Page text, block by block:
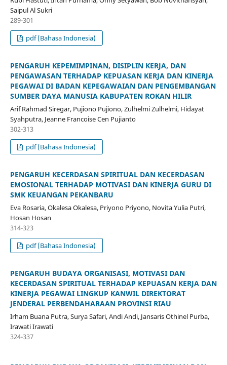
Saipul Al Sukri
289-301
pdf (Bahasa Indonesia)
PENGARUH KEPEMIMPINAN, DISIPLIN KERJA, DAN
PENGAWASAN TERHADAP KEPUASAN KERJA DAN KINERJA
PEGAWAI DI BADAN KEPEGAWAIAN DAN PENGEMBANGAN
SUMBER DAYA MANUSIA KABUPATEN ROKAN HILIR
Arif Rahmad Siregar, Pujiono Pujiono, Zulhelmi Zulhelmi, Hidayat
Syahputra, Jeanne Francoise Cen Pujianto
302-313
pdf (Bahasa Indonesia)
PENGARUH KECERDASAN SPIRITUAL DAN KECERDASAN
EMOSIONAL TERHADAP MOTIVASI DAN KINERJA GURU DI
SMK KEUANGAN PEKANBARU
Eva Rosaria, Okalesa Okalesa, Priyono Priyono, Novita Yulia Putri,
Hosan Hosan
314-323
pdf (Bahasa Indonesia)
PENGARUH BUDAYA ORGANISASI, MOTIVASI DAN
KECERDASAN SPIRITUAL TERHADAP KEPUASAN KERJA DAN
KINERJA PEGAWAI LINGKUP KANWIL DIREKTORAT
JENDERAL PERBENDAHARAAN PROVINSI RIAU
Irham Buana Putra, Surya Safari, Andi Andi, Jansaris Othinel Purba,
Irawati Irawati
324-337